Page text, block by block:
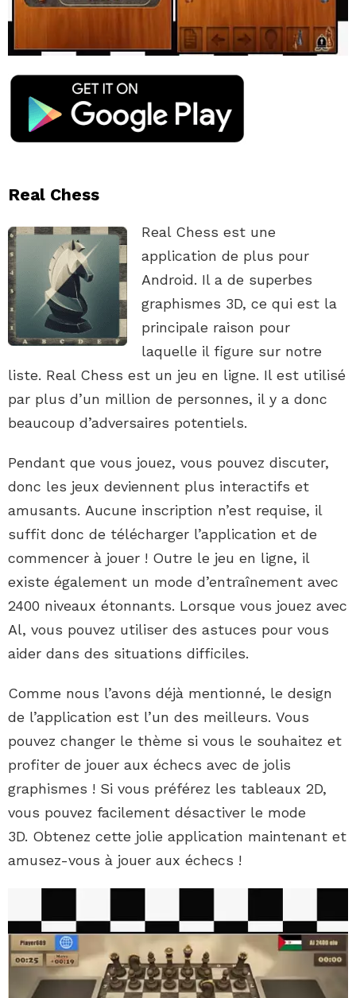
Real Chess
Real Chess est une
application de plus pour
Android. Il a de superbes
graphismes 3D, ce qui est la
principale raison pour
laquelle il figure sur notre
liste. Real Chess est un jeu en ligne. Il est utilisé
par plus d’un million de personnes, il y a donc
beaucoup d’adversaires potentiels.
Pendant que vous jouez, vous pouvez discuter,
donc les jeux deviennent plus interactifs et
amusants. Aucune inscription n’est requise, il
suffit donc de télécharger l’application et de
commencer à jouer ! Outre le jeu en ligne, il
existe également un mode d’entraînement avec
2400 niveaux étonnants. Lorsque vous jouez avec
Al, vous pouvez utiliser des astuces pour vous
aider dans des situations difficiles.
Comme nous l’avons déjà mentionné, le design
de l’application est l’un des meilleurs. Vous
pouvez changer le thème si vous le souhaitez et
profiter de jouer aux échecs avec de jolis
graphismes ! Si vous préférez les tableaux 2D,
vous pouvez facilement désactiver le mode
3D. Obtenez cette jolie application maintenant et
amusez-vous à jouer aux échecs !